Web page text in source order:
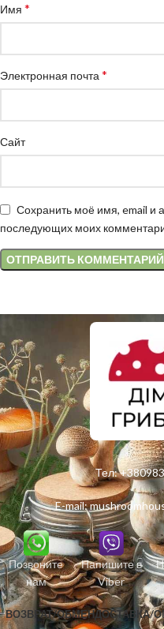
Имя *
Электронная почта *
Сайт
Сохранить моё имя, email и
последующих моих
Тел:
E-mail:
Позвоните
нам
Напишите в
Viber
ВОЗВРАТ/ОБМЕНДОСТАВКА/